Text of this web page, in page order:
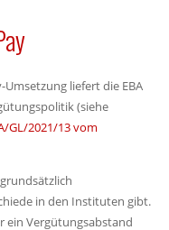
liefert die EBA
(siehe
GL/2021/13 vom
in den Instituten gibt.
ein Vergütungsabstand